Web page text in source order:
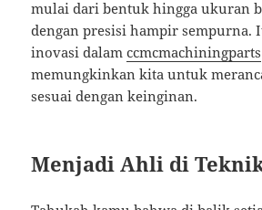
mulai dari bentuk hingga ukuran
dengan presisi hampir sempurna.
inovasi dalamccmcmachiningparts
memungkinkan kita untuk
sesuai dengan keinginan.
Menjadi Ahli di